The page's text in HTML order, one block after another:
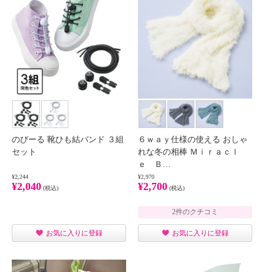
のびーる 靴ひも結バンド ３組
セット
¥2,244
¥2,040 (税込)
お気に入りに登録
６ｗａｙ仕様の使える おしゃ
れな冬の相棒 Ｍｉｒａｃｌ
ｅ Ｂ…
¥2,970
¥2,700 (税込)
2件のクチコミ
お気に入りに登録